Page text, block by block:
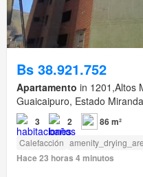
Bs 38.921.752
Apartamento in 1201,Altos
Guaicaipuro, Estado Miranda
3 2 86 m²
Calefacción
Hace 23 horas 4 minutos